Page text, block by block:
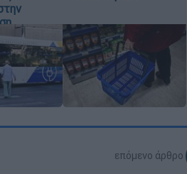
επόμενο άρθρο